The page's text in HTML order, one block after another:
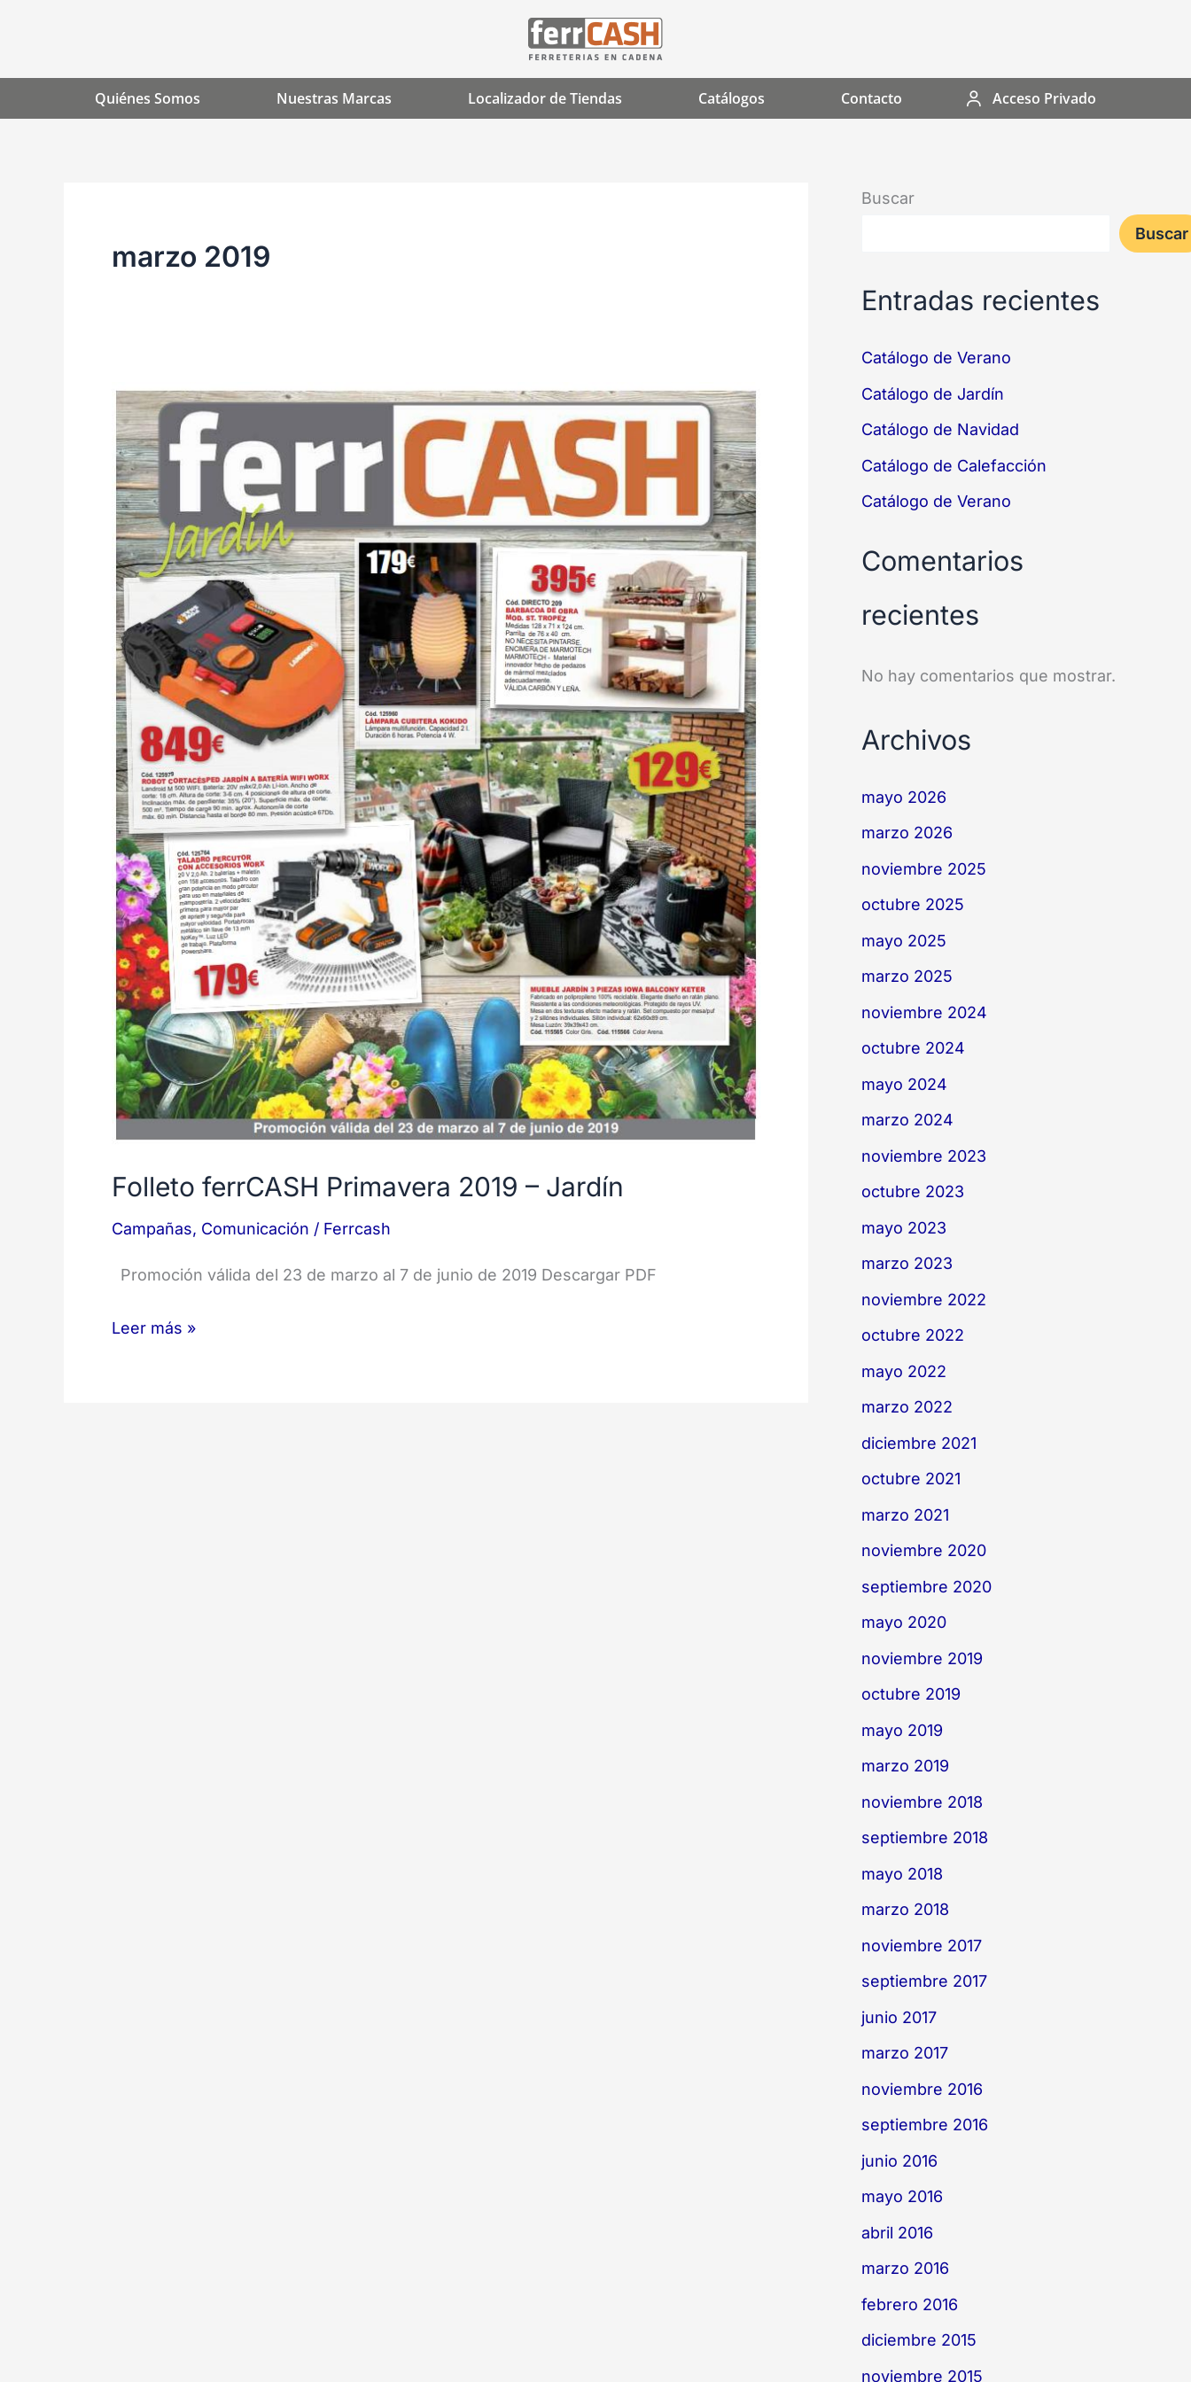
Quiénes Somos Nuestras Marcas Localizador de Tiendas Catálogos Contacto Acceso Privado
marzo 2019
Folleto ferrCASH Primavera 2019 – Jardín
Campañas, Comunicación / Ferrcash
Promoción válida del 23 de marzo al 7 de junio de 2019 Descargar PDF
Folleto
ferrCASH
Primavera
2019
–
Jardín
Leer más »
Buscar
Buscar
Entradas recientes
Catálogo de Verano
Catálogo de Jardín
Catálogo de Navidad
Catálogo de Calefacción
Catálogo de Verano
Comentarios
recientes
No hay comentarios que mostrar.
Archivos
mayo 2026
marzo 2026
noviembre 2025
octubre 2025
mayo 2025
marzo 2025
noviembre 2024
octubre 2024
mayo 2024
marzo 2024
noviembre 2023
octubre 2023
mayo 2023
marzo 2023
noviembre 2022
octubre 2022
mayo 2022
marzo 2022
diciembre 2021
octubre 2021
marzo 2021
noviembre 2020
septiembre 2020
mayo 2020
noviembre 2019
octubre 2019
mayo 2019
marzo 2019
noviembre 2018
septiembre 2018
mayo 2018
marzo 2018
noviembre 2017
septiembre 2017
junio 2017
marzo 2017
noviembre 2016
septiembre 2016
junio 2016
mayo 2016
abril 2016
marzo 2016
febrero 2016
diciembre 2015
noviembre 2015